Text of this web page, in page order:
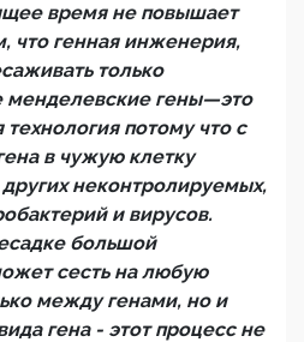
время не повышает
что генная инженерия,
только
гены—это
технология потому что с
в чужую клетку
неконтролируемых,
и вирусов.
большой
сесть на любую
между генами, но и
гена - этот процесс не